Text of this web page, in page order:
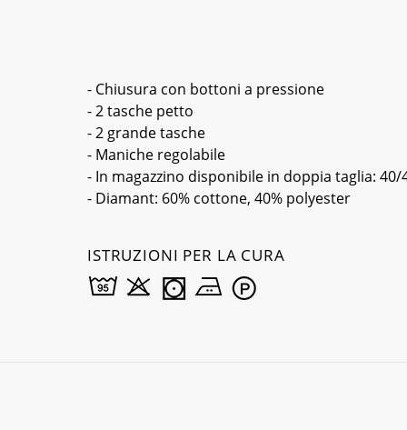
- Chiusura con bottoni a pressione
- 2 tasche petto
- 2 grande tasche
- Maniche regolabile
- In magazzino disponibile in doppia taglia: 40/
- Diamant: 60% cottone, 40% polyester
ISTRUZIONI PER LA CURA